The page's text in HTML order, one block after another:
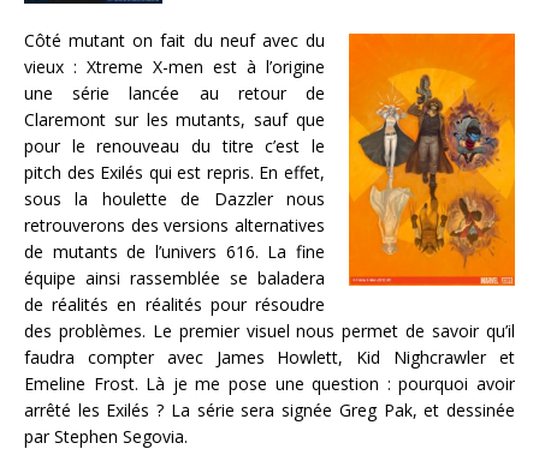
Côté mutant on fait du neuf avec du
vieux : Xtreme X-men est à l’origine
une série lancée au retour de
Claremont sur les mutants, sauf que
pour le renouveau du titre c’est le
pitch des Exilés qui est repris. En effet,
sous la houlette de Dazzler nous
retrouverons des versions alternatives
de mutants de l’univers 616. La fine
équipe ainsi rassemblée se baladera
de réalités en réalités pour résoudre
des problèmes. Le premier visuel nous permet de savoir qu’il
faudra compter avec James Howlett, Kid Nighcrawler et
Emeline Frost. Là je me pose une question : pourquoi avoir
arrêté les Exilés ? La série sera signée Greg Pak, et dessinée
par Stephen Segovia.